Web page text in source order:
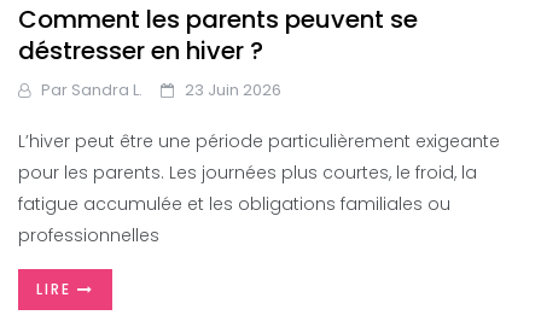
Comment les parents peuvent se
déstresser en hiver ?
Par Sandra L. 23 Juin 2026
L’hiver peut être une période particulièrement exigeante
pour les parents. Les journées plus courtes, le froid, la
fatigue accumulée et les obligations familiales ou
professionnelles
LIRE